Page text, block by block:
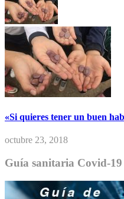
«Si quieres tener un buen
octubre 23, 2018
Guía sanitaria Covid-19